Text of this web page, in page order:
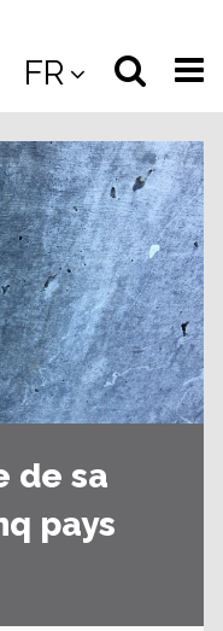
FR
Select
the
site
de sa
pays